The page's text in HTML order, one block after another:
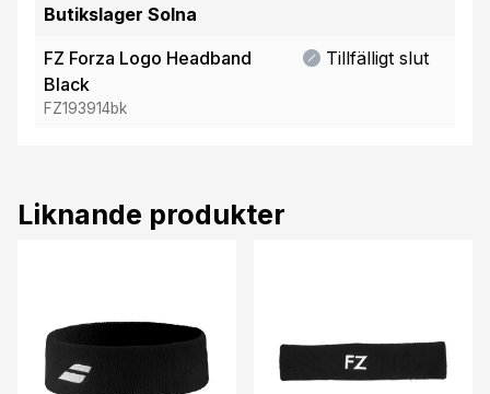
Butikslager Solna
FZ Forza Logo Headband
Black
Tillfälligt slut
FZ193914bk
Liknande produkter